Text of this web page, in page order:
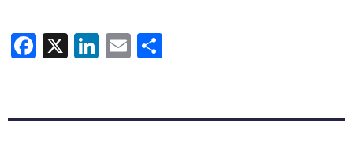
Facebook
X LinkedIn
Email